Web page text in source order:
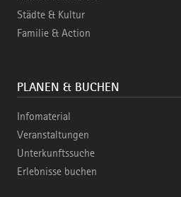
Städte & Kultur
Familie & Action
PLANEN & BUCHEN
Infomaterial
Veranstaltungen
Unterkunftssuche
Erlebnisse buchen